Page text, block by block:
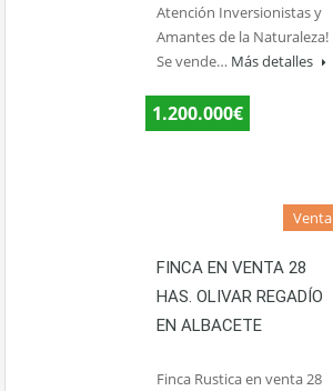
Atención Inversionistas y
Amantes de la Naturaleza!
Se vende… Más detalles
1.200.000€
Venta
FINCA EN VENTA 28
HAS. OLIVAR REGADÍO
EN ALBACETE
Finca Rustica en venta 28